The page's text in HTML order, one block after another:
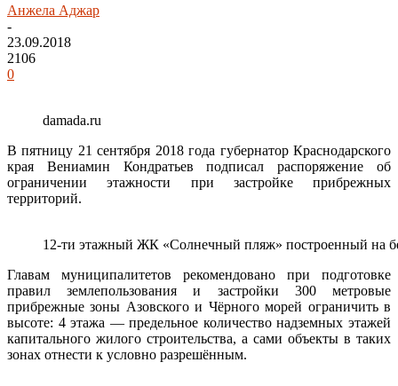
Анжела Аджар
-
23.09.2018
2106
0
damada.ru
В пятницу 21 сентября 2018 года губернатор Краснодарского
края Вениамин Кондратьев подписал распоряжение об
ограничении этажности при застройке прибрежных
территорий.
12-ти этажный ЖК «Солнечный пляж» построенный на
Главам муниципалитетов рекомендовано при подготовке
правил землепользования и застройки 300 метровые
прибрежные зоны Азовского и Чёрного морей ограничить в
высоте: 4 этажа — предельное количество надземных этажей
капитального жилого строительства, а сами объекты в таких
зонах отнести к условно разрешённым.